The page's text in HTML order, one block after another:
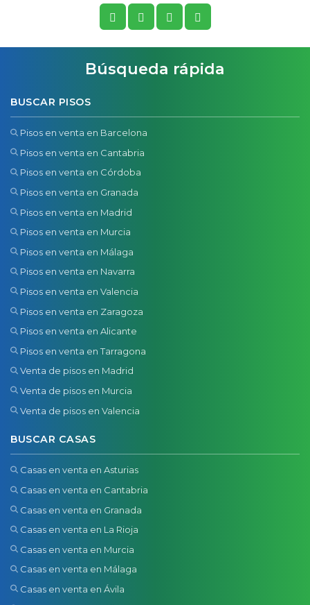
Búsqueda rápida
BUSCAR PISOS
Pisos en venta en Barcelona
Pisos en venta en Cantabria
Pisos en venta en Córdoba
Pisos en venta en Granada
Pisos en venta en Madrid
Pisos en venta en Murcia
Pisos en venta en Málaga
Pisos en venta en Navarra
Pisos en venta en Valencia
Pisos en venta en Zaragoza
Pisos en venta en Alicante
Pisos en venta en Tarragona
Venta de pisos en Madrid
Venta de pisos en Murcia
Venta de pisos en Valencia
BUSCAR CASAS
Casas en venta en Asturias
Casas en venta en Cantabria
Casas en venta en Granada
Casas en venta en La Rioja
Casas en venta en Murcia
Casas en venta en Málaga
Casas en venta en Ávila